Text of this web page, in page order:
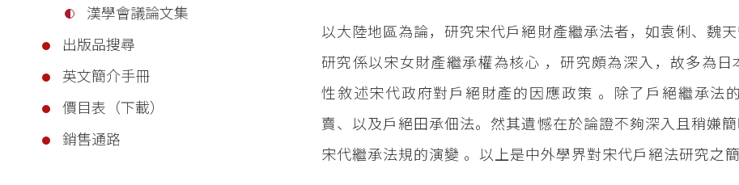
漢學會議論文集
出版品搜尋
英文簡介手冊
價目表（下載）
銷售通路
以大陸地區為論，研究宋代戶絕財產繼承法者，如袁俐、魏
研究係以宋女財產繼承權為核心 ，研究頗為深入，故多為
性敘述宋代政府對戶絕財產的因應政策 。除了戶絕繼承法
賣、以及戶絕田承佃法。然其遺憾在於論證不夠深入且稍嫌
宋代繼承法規的演變 。以上是中外學界對宋代戶絕法研究之簡